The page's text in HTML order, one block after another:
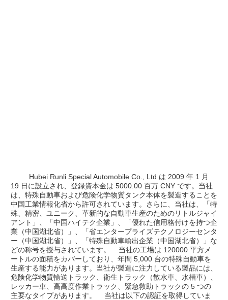
19 日に設立され、登録資本金は 5000.00 百万 CNY です。当社
は、特殊自動車および危険化学物質タンク本体を製造することを
中国工業情報化省から許可されています。さらに、当社は、「特
殊、精密、ユニーク、革新的な自動車生産のためのリトルジャイ
アント」、「中国ハイテク企業」、「優れた信用格付けを持つ企
業（中国湖北省）」、「省エンタープライズテクノロジーセンタ
ー（中国湖北省）」、「特殊自動車輸出企業（中国湖北省）」な
どの称号を授与されています。    当社の工場は 120000 平方メ
ートルの面積をカバーしており、年間 5,000 台の特殊自動車を
生産する能力があります。当社が製造に注力している製品には、
危険化学物質輸送トラック、衛生トラック（散水車、水槽車）、
レッカー車、高高度作業トラック、緊急救助トラックの 5 つの
主要なタイプがあります。    当社は以下の認証を取得していま